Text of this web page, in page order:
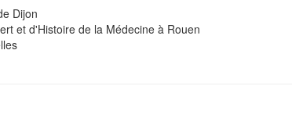
Dijon
et d'Histoire de la Médecine à Rouen